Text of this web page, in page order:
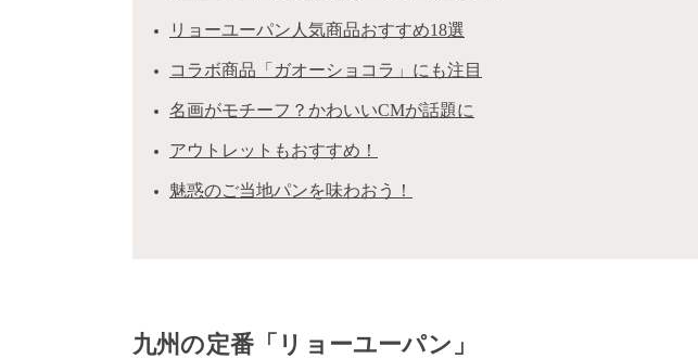
リョーユーパン人気商品おすすめ18選
コラボ商品「ガオーショコラ」にも注目
名画がモチーフ？かわいいCMが話題に
アウトレットもおすすめ！
魅惑のご当地パンを味わおう！
九州の定番「リョーユーパン」